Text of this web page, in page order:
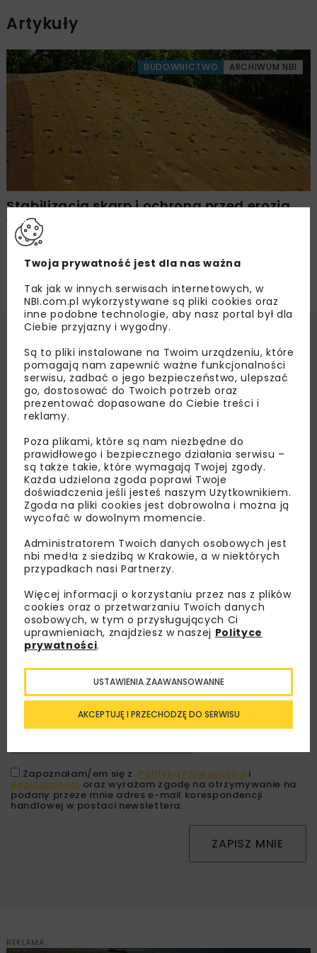
Artykuły
BUDOWNICTWO ARCHIWUM NBI
Stabilizacja skarp i ochrona przed erozją
w ramach jednej operacji
Lubisz wiedzieć więcej?
Zapisz się do newslettera aby otrzymywać od
nas najlepsze informacje branżowe,
zaproszenia na wydarzenia, atrakcyjne oferty i
dedykowane akcje specjalne.
Zapoznałam/em się z Polityką Prywatności i
Regulaminem oraz wyrażam zgodę na otrzymywanie na
podany przeze mnie adres e-mail korespondencji
handlowej w postaci newslettera.
ZAPISZ MNIE
REKLAMA
Twoja prywatność jest dla nas ważna
Tak jak w innych serwisach internetowych, w
NBI.com.pl wykorzystywane są pliki cookies oraz
inne podobne technologie, aby nasz portal był dla
Ciebie przyjazny i wygodny.
Są to pliki instalowane na Twoim urządzeniu, które
pomagają nam zapewnić ważne funkcjonalności
serwisu, zadbać o jego bezpieczeństwo, ulepszać
go, dostosować do Twoich potrzeb oraz
prezentować dopasowane do Ciebie treści i
reklamy.
Poza plikami, które są nam niezbędne do
prawidłowego i bezpiecznego działania serwisu –
są także takie, które wymagają Twojej zgody.
Każda udzielona zgoda poprawi Twoje
doświadczenia jeśli jesteś naszym Użytkownikiem.
Zgoda na pliki cookies jest dobrowolna i można ją
wycofać w dowolnym momencie.
Administratorem Twoich danych osobowych jest
nbi med!a z siedzibą w Krakowie, a w niektórych
przypadkach nasi Partnerzy.
Więcej informacji o korzystaniu przez nas z plików
cookies oraz o przetwarzaniu Twoich danych
osobowych, w tym o przysługujących Ci
uprawnieniach, znajdziesz w naszej Polityce
prywatności.
AKCEPTUJĘ I PRZECHODZĘ DO SERWISU
USTAWIENIA ZAAWANSOWANNE